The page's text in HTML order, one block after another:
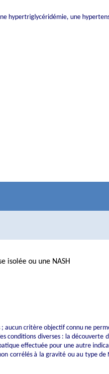
hypertriglycéridémie, une
isolée ou une NASH
critère objectif connu ne
conditions diverses : la
effectuée pour une autre
corrélés à la gravité ou au type